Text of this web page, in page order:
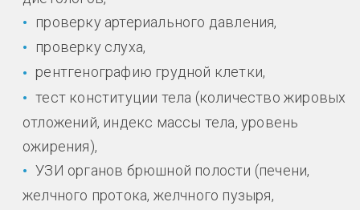
проверку артериального давления,
проверку слуха,
рентгенографию грудной клетки,
тест конституции тела (количество жировых
отложений, индекс массы тела, уровень
ожирения),
УЗИ органов брюшной полости (печени,
желчного протока, желчного пузыря,